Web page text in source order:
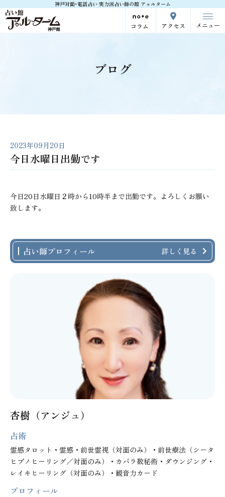
神戸対面･電話占い 実力派占い師の館 アゥルターム
コラム アクセス メニュー
ブログ
2023年09月20日
今日水曜日出勤です
今日20日水曜日２時から10時半まで出勤です。よろしくお願い
致します。
占い師プロフィール 詳しく見る
杏樹（アンジュ）
占術
霊感タロット・霊感・前世霊視（対面のみ）・前世療法（シータ
ヒプノヒーリング／対面のみ）・カバラ数秘術・ダウンジング・
レイキヒーリング（対面のみ）・観音力カード
プロフィール